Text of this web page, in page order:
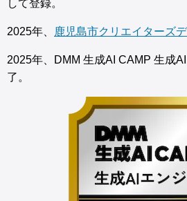
して登録。
2025年、 鹿児島市クリエイターズ
2025年、DMM 生成AI CAMP 生成
了。